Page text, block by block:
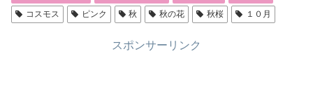
コスモス
ピンク 秋 秋の花 秋桜 １０月
スポンサーリンク